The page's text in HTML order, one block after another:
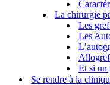
La chirurgie
Les
Les
Et si un
Se rendre à la